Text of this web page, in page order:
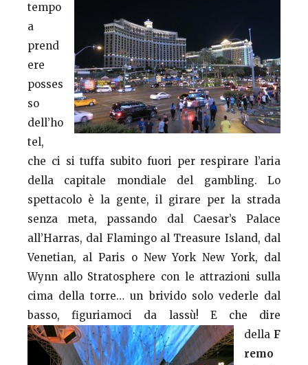
tempo
a
prend
ere
posses
so
dell’ho
tel,
che ci si tuffa subito fuori per respirare l’aria
della capitale mondiale del gambling. Lo
spettacolo è la gente, il girare per la strada
senza meta, passando dal Caesar’s Palace
all’Harras, dal Flamingo al Treasure Island, dal
Venetian, al Paris o New York New York, dal
Wynn allo Stratosphere con le attrazioni sulla
cima della torre… un brivido solo vederle dal
basso, figuriamoci da lassù! E che dire
della F
remo